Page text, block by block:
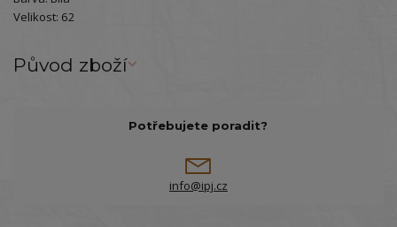
Velikost: 62
Původ zboží
Potřebujete poradit?
info@ipj.cz